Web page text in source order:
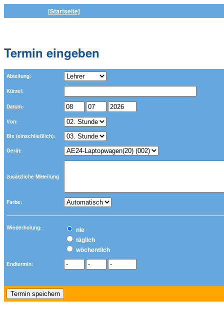
[Startseite]
Termin eingeben
Abteilung:
Kürzel:
Datum:
Von:
Bis (einschließlich):
Gerät:
zusätzliche Mitteilung
Farbe:
Wiederholung:
nie
täglich
wöchentlich
Endtermin: